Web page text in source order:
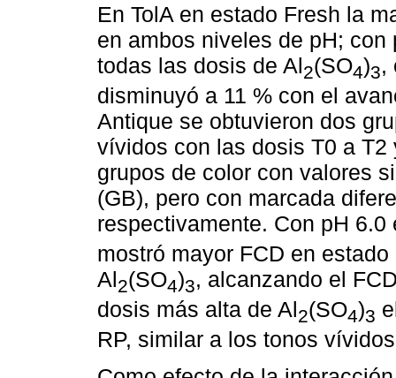
En TolA en estado Fresh la
en ambos niveles de pH;
todas las dosis de Al2(SO4)3,
disminuyó a 11 % con el
Antique se obtuvieron dos
vívidos con las dosis T0 a
grupos de color con valores
(GB), pero con marcada
respectivamente. Con pH
mostró mayor FCD en
Al2(SO4)3, alcanzando el
dosis más alta de Al2(SO4)3
RP, similar a los tonos